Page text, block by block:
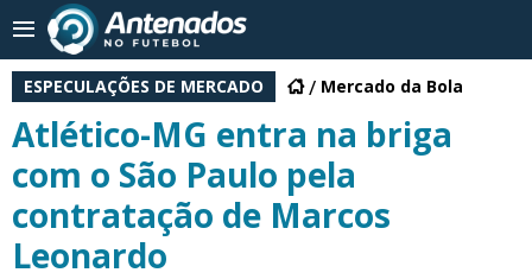
ESPECULAÇÕES DE MERCADO Mercado da Bola
Atlético-MG entra na briga
com o São Paulo pela
contratação de Marcos
Leonardo